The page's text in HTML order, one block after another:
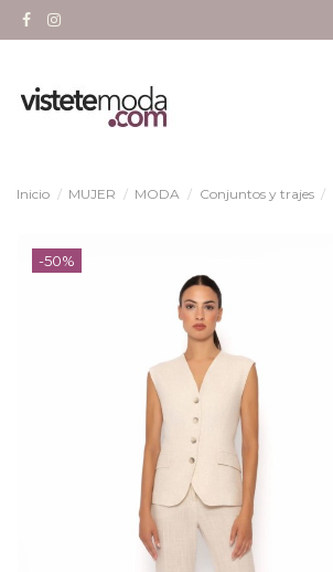
Inicio MUJER MODA Conjuntos y trajes
-50%